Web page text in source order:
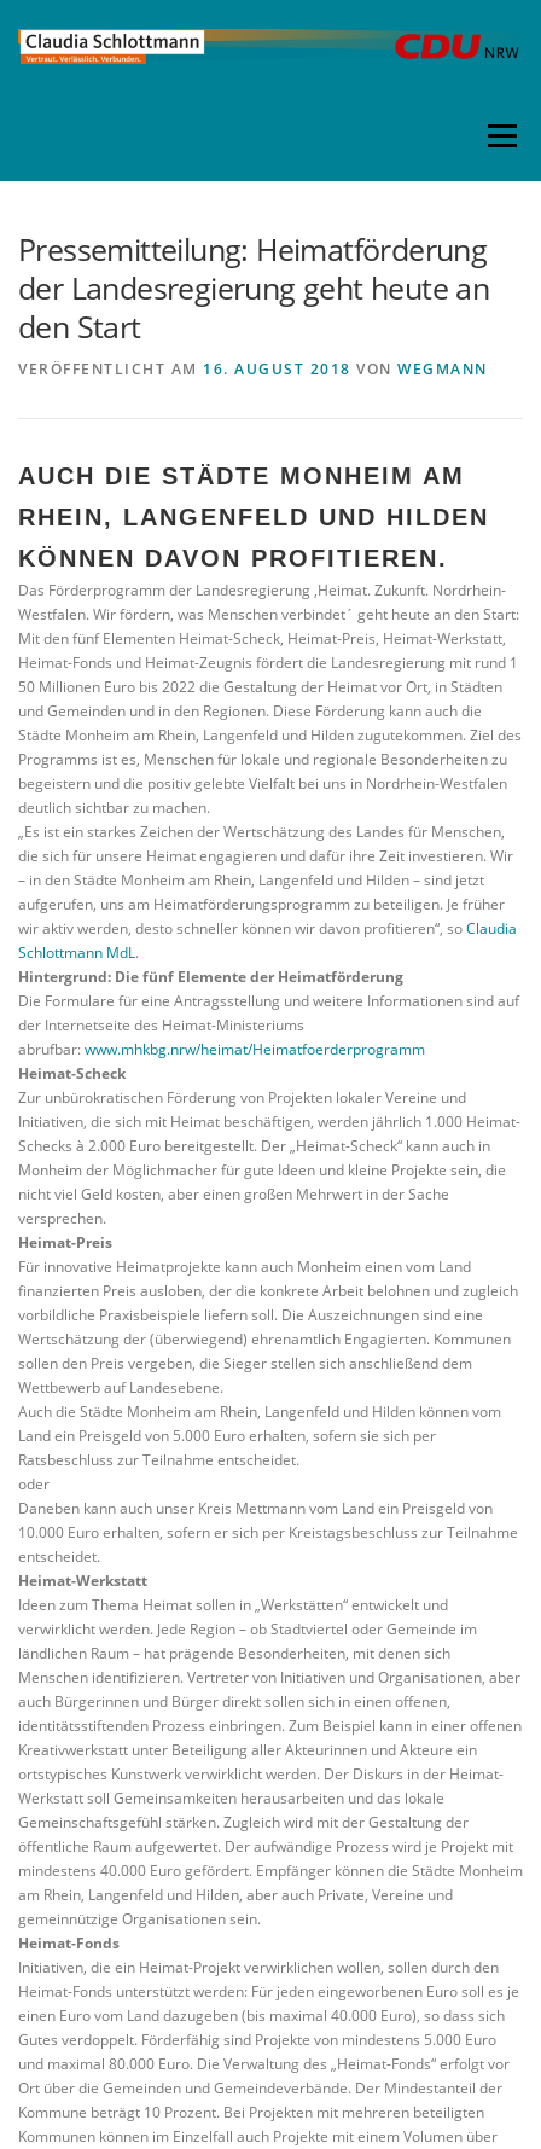
zum
Inhalt
Menü
Pressemitteilung: Heimatförderung
der Landesregierung geht heute an
den Start
VERÖFFENTLICHT AM 16. AUGUST 2018 VON WEGMANN
AUCH DIE STÄDTE MONHEIM AM
RHEIN, LANGENFELD UND HILDEN
KÖNNEN DAVON PROFITIEREN.
Das Förderprogramm der Landesregierung ,Heimat. Zukunft. Nordrhein-
Westfalen. Wir fördern, was Menschen verbindet´ geht heute an den Start:
Mit den fünf Elementen Heimat-Scheck, Heimat-Preis, Heimat-Werkstatt,
Heimat-Fonds und Heimat-Zeugnis fördert die Landesregierung mit rund 1​
50 Millionen Euro bis 2022 die Gestaltung der Heimat vor Ort, in Städten
und Gemeinden und in den Regionen. Diese Förderung kann auch die
Städte Monheim am Rhein, Langenfeld und Hilden zugutekommen. Ziel des
Programms ist es, Menschen für lokale und regionale Besonderheiten zu
begeistern und die positiv gelebte Vielfalt bei uns in Nordrhein-Westfalen
deutlich sichtbar zu machen.
„Es ist ein starkes Zeichen der Wertschätzung des Landes für Menschen,
die sich für unsere Heimat engagieren und dafür ihre Zeit investieren. Wir
– in den Städte Monheim am Rhein, Langenfeld und Hilden – sind jetzt
aufgerufen, uns am Heimatförderungsprogramm zu beteiligen. Je früher
wir aktiv werden, desto schneller können wir davon profitieren“, soClaudia
Schlottmann MdL.
Hintergrund: Die fünf Elemente der Heimatförderung
Die Formulare für eine Antragsstellung und weitere Informationen sind auf
der Internetseite des Heimat-Ministeriums
abrufbar:www.mhkbg.nrw/heimat/Heimatfoerderprogramm
Heimat-Scheck
Zur unbürokratischen Förderung von Projekten lokaler Vereine und
Initiativen, die sich mit Heimat beschäftigen, werden jährlich 1.000 Heimat-
Schecks à 2.000 Euro bereitgestellt. Der „Heimat-Scheck“ kann auch in
Monheim der Möglichmacher für gute Ideen und kleine Projekte sein, die
nicht viel Geld kosten, aber einen großen Mehrwert in der Sache
versprechen.
Heimat-Preis
Für innovative Heimatprojekte kann auch Monheim einen vom Land
finanzierten Preis ausloben, der die konkrete Arbeit belohnen und zugleich
vorbildliche Praxisbeispiele liefern soll. Die Auszeichnungen sind eine
Wertschätzung der (überwiegend) ehrenamtlich Engagierten. Kommunen
sollen den Preis vergeben, die Sieger stellen sich anschließend dem
Wettbewerb auf Landesebene.
Auch die Städte Monheim am Rhein, Langenfeld und Hilden können vom
Land ein Preisgeld von 5.000 Euro erhalten, sofern sie sich per
Ratsbeschluss zur Teilnahme entscheidet.
oder
Daneben kann auch unser Kreis Mettmann vom Land ein Preisgeld von
10.000 Euro erhalten, sofern er sich per Kreistagsbeschluss zur Teilnahme
entscheidet.
Heimat-Werkstatt
Ideen zum Thema Heimat sollen in „Werkstätten“ entwickelt und
verwirklicht werden. Jede Region – ob Stadtviertel oder Gemeinde im
ländlichen Raum – hat prägende Besonderheiten, mit denen sich
Menschen identifizieren. Vertreter von Initiativen und Organisationen, aber
auch Bürgerinnen und Bürger direkt sollen sich in einen offenen,
identitätsstiftenden Prozess einbringen. Zum Beispiel kann in einer offenen
Kreativwerkstatt unter Beteiligung aller Akteurinnen und Akteure ein
ortstypisches Kunstwerk verwirklicht werden. Der Diskurs in der Heimat-
Werkstatt soll Gemeinsamkeiten herausarbeiten und das lokale
Gemeinschaftsgefühl stärken. Zugleich wird mit der Gestaltung der
öffentliche Raum aufgewertet. Der aufwändige Prozess wird je Projekt mit
mindestens 40.000 Euro gefördert. Empfänger können die Städte Monheim
am Rhein, Langenfeld und Hilden, aber auch Private, Vereine und
gemeinnützige Organisationen sein.
Heimat-Fonds
Initiativen, die ein Heimat-Projekt verwirklichen wollen, sollen durch den
Heimat-Fonds unterstützt werden: Für jeden eingeworbenen Euro soll es je
einen Euro vom Land dazugeben (bis maximal 40.000 Euro), so dass sich
Gutes verdoppelt. Förderfähig sind Projekte von mindestens 5.000 Euro
und maximal 80.000 Euro. Die Verwaltung des „Heimat-Fonds“ erfolgt vor
Ort über die Gemeinden und Gemeindeverbände. Der Mindestanteil der
Kommune beträgt 10 Prozent. Bei Projekten mit mehreren beteiligten
Kommunen können im Einzelfall auch Projekte mit einem Volumen über